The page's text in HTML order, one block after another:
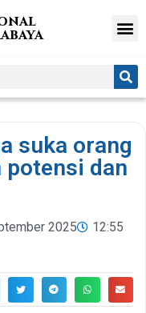
suka orang
potensi dan
2025
12:55